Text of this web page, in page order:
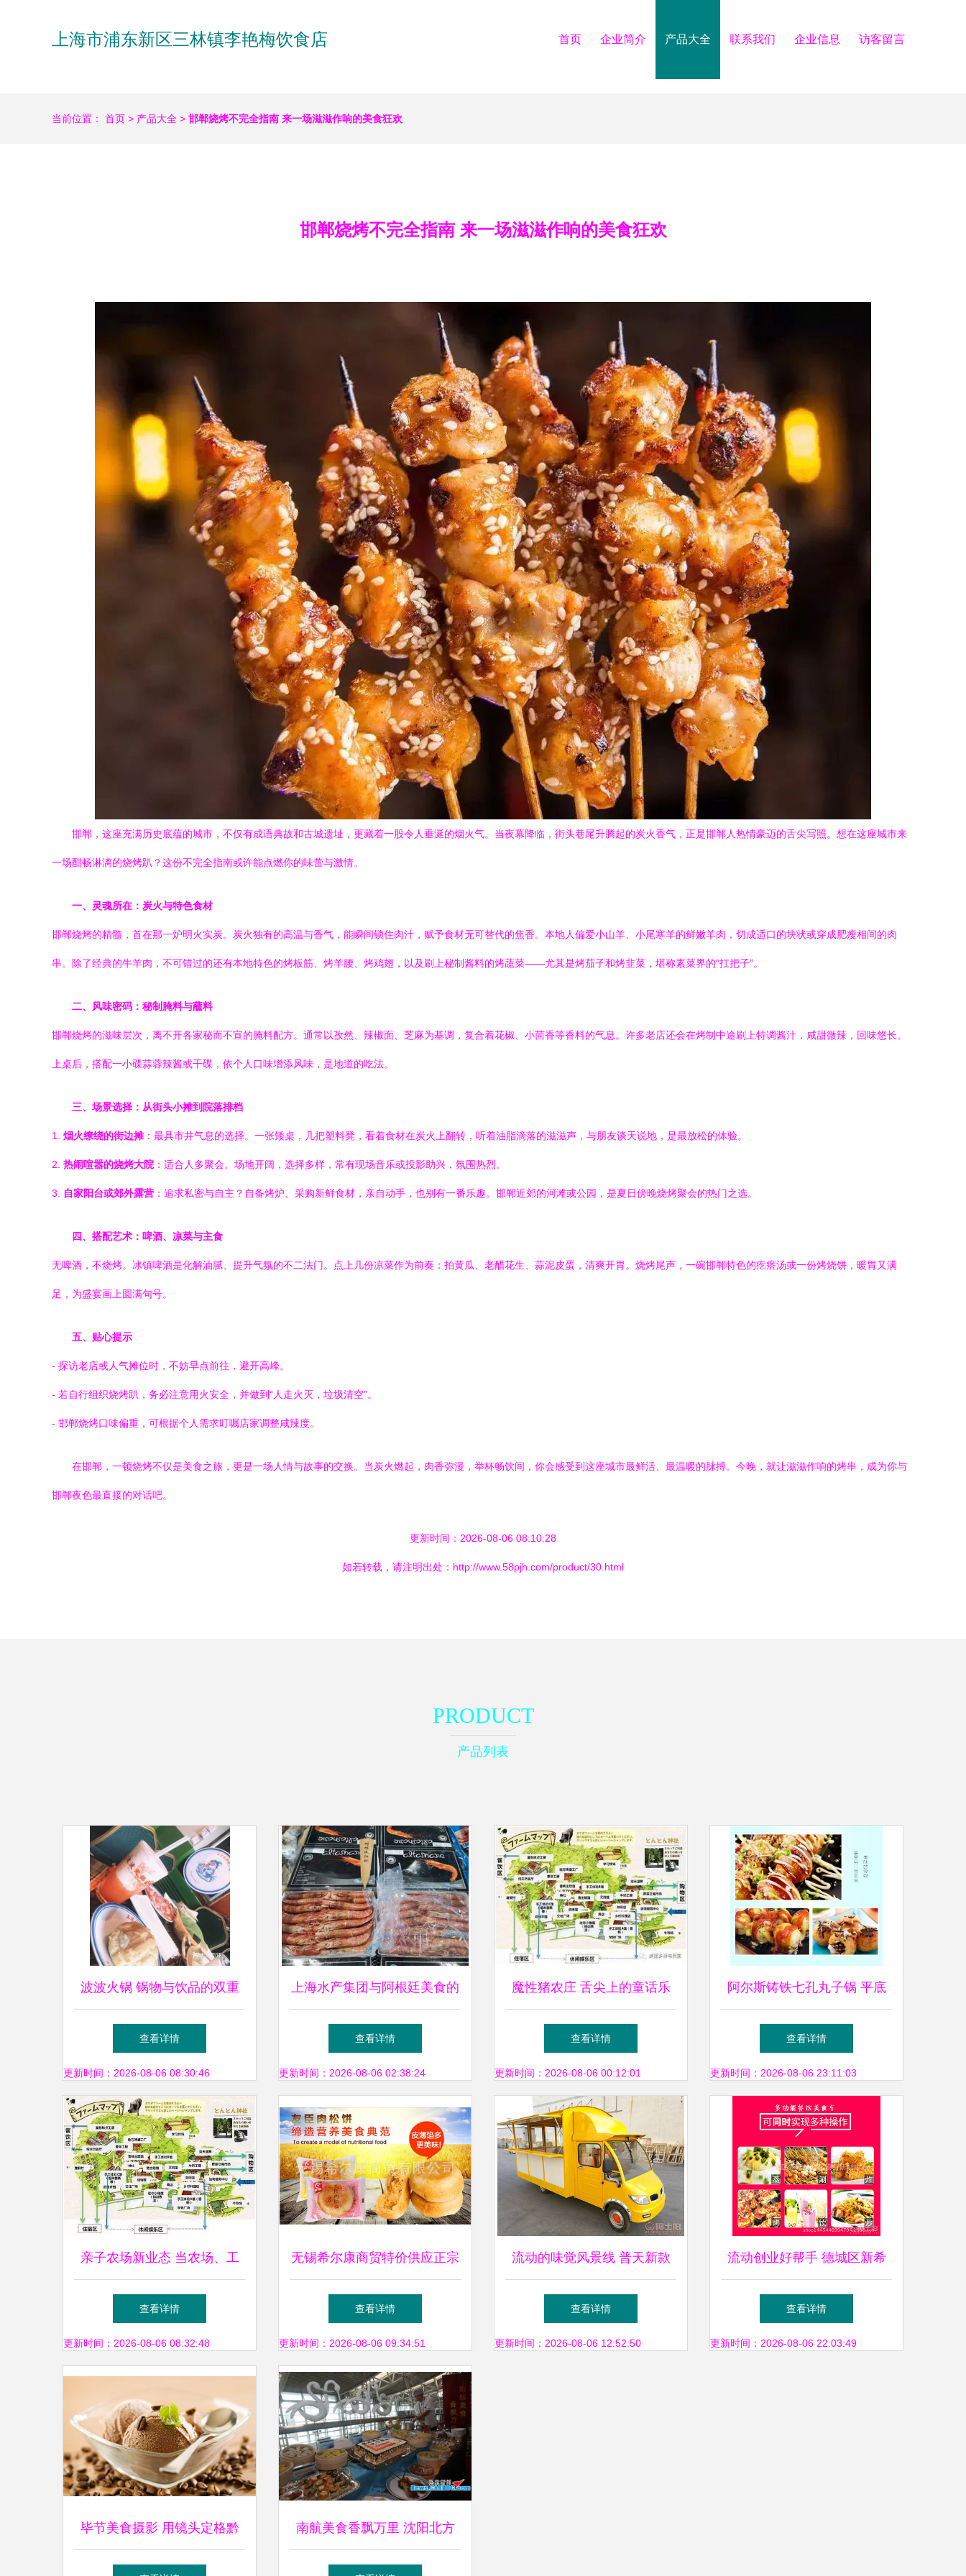
上海市浦东新区三林镇李艳梅饮食店 首页 企业简介 产品大全 联系我们 企业信息 访客留言
当前位置： 首页 > 产品大全 > 邯郸烧烤不完全指南 来一场滋滋作响的美食狂欢
邯郸烧烤不完全指南 来一场滋滋作响的美食狂欢
邯郸，这座充满历史底蕴的城市，不仅有成语典故和古城遗址，更藏着一股令人垂涎的烟火气。当夜幕降临，街头巷尾升腾起的炭火香气，正是邯郸人热情豪迈的舌尖写照。想在这座城市来
一场酣畅淋漓的烧烤趴？这份不完全指南或许能点燃你的味蕾与激情。
一、灵魂所在：炭火与特色食材
邯郸烧烤的精髓，首在那一炉明火实炭。炭火独有的高温与香气，能瞬间锁住肉汁，赋予食材无可替代的焦香。本地人偏爱小山羊、小尾寒羊的鲜嫩羊肉，切成适口的块状或穿成肥瘦相间的肉
串。除了经典的牛羊肉，不可错过的还有本地特色的烤板筋、烤羊腰、烤鸡翅，以及刷上秘制酱料的烤蔬菜——尤其是烤茄子和烤韭菜，堪称素菜界的“扛把子”。
二、风味密码：秘制腌料与蘸料
邯郸烧烤的滋味层次，离不开各家秘而不宣的腌料配方。通常以孜然、辣椒面、芝麻为基调，复合着花椒、小茴香等香料的气息。许多老店还会在烤制中途刷上特调酱汁，咸甜微辣，回味悠长。
上桌后，搭配一小碟蒜蓉辣酱或干碟，依个人口味增添风味，是地道的吃法。
三、场景选择：从街头小摊到院落排档
1. 烟火缭绕的街边摊 ：最具市井气息的选择。一张矮桌，几把塑料凳，看着食材在炭火上翻转，听着油脂滴落的滋滋声，与朋友谈天说地，是最放松的体验。
2. 热闹喧嚣的烧烤大院：适合人多聚会。场地开阔，选择多样，常有现场音乐或投影助兴，氛围热烈。
3. 自家阳台或郊外露营 ：追求私密与自主？自备烤炉、采购新鲜食材，亲自动手，也别有一番乐趣。邯郸近郊的河滩或公园，是夏日傍晚烧烤聚会的热门之选。
四、搭配艺术：啤酒、凉菜与主食
无啤酒，不烧烤。冰镇啤酒是化解油腻、提升气氛的不二法门。点上几份凉菜作为前奏：拍黄瓜、老醋花生、蒜泥皮蛋，清爽开胃。烧烤尾声，一碗邯郸特色的疙瘩汤或一份烤烧饼，暖胃又满
足，为盛宴画上圆满句号。
五、贴心提示
- 探访老店或人气摊位时，不妨早点前往，避开高峰。
- 若自行组织烧烤趴，务必注意用火安全，并做到“人走火灭，垃圾清空”。
- 邯郸烧烤口味偏重，可根据个人需求叮嘱店家调整咸辣度。
在邯郸，一顿烧烤不仅是美食之旅，更是一场人情与故事的交换。当炭火燃起，肉香弥漫，举杯畅饮间，你会感受到这座城市最鲜活、最温暖的脉搏。今晚，就让滋滋作响的烤串，成为你与
邯郸夜色最直接的对话吧。
更新时间：2026-08-06 08:10:28
如若转载，请注明出处：http://www.58pjh.com/product/30.html
PRODUCT
产品列表
波波火锅 锅物与饮品的双重
奏，齐齐哈尔食客的真实评价
与实拍揭秘
查看详情
更新时间：2026-08-06 08:30:46
上海水产集团与阿根廷美食的
进博之宴 一场跨洋的美食对
话
查看详情
更新时间：2026-08-06 02:38:24
魔性猪农庄 舌尖上的童话乐
园
查看详情
更新时间：2026-08-06 00:12:01
阿尔斯铸铁七孔丸子锅 平底
铁把虾扯蛋，演绎商用与家用
的美食艺术
查看详情
更新时间：2026-08-06 23:11:03
亲子农场新业态 当农场、工
坊与美食体验深度融合
查看详情
更新时间：2026-08-06 08:32:48
无锡希尔康商贸特价供应正宗
友臣肉松饼，皮薄馅多，松软
可口
查看详情
更新时间：2026-08-06 09:34:51
流动的味觉风景线 普天新款
多功能电动小吃车解析
查看详情
更新时间：2026-08-06 12:52:50
流动创业好帮手 德城区新希
望电动四轮移动餐车全解析
查看详情
更新时间：2026-08-06 22:03:49
毕节美食摄影 用镜头定格黔
西北的舌尖风味
南航美食香飘万里 沈阳北方
航食与您面对面